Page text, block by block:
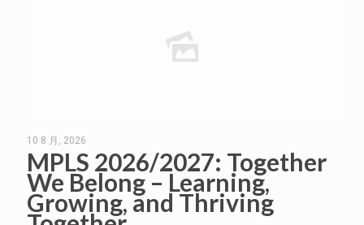
10 8 月, 2026
MPLS 2026/2027: Together
We Belong – Learning,
Growing, and Thriving